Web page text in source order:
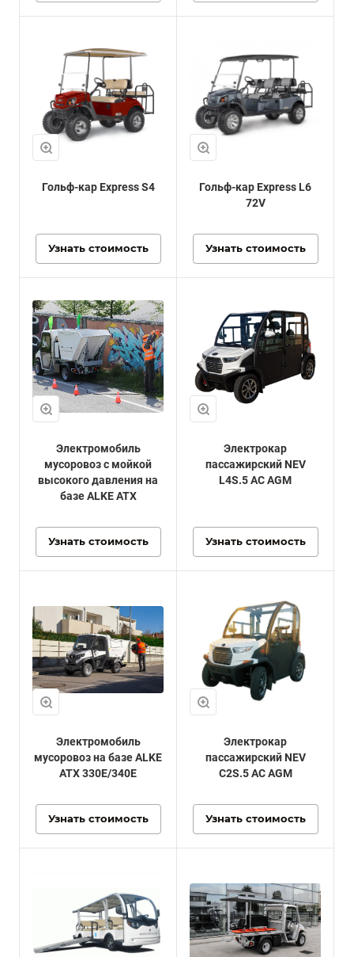
Гольф-кар Express S4
Узнать стоимость
Гольф-кар Express L6
72V
Узнать стоимость
Электромобиль
мусоровоз с мойкой
высокого давления на
базе ALKE ATX
Узнать стоимость
Электрокар
пассажирский NEV
L4S.5 AC AGM
Узнать стоимость
Электромобиль
мусоровоз на базе ALKE
ATX 330E/340E
Узнать стоимость
Электрокар
пассажирский NEV
C2S.5 AC AGM
Узнать стоимость